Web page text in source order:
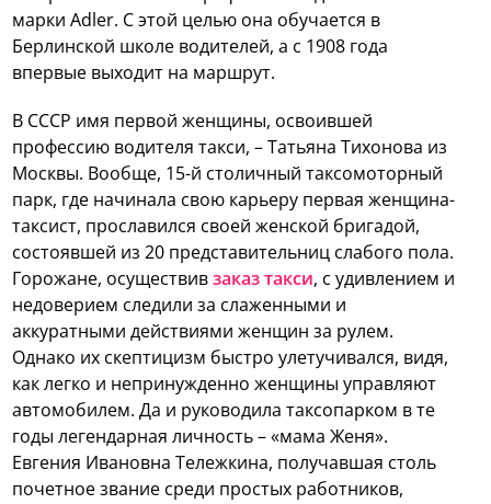
марки Adler. С этой целью она обучается в
Берлинской школе водителей, а с 1908 года
впервые выходит на маршрут.
В СССР имя первой женщины, освоившей
профессию водителя такси, – Татьяна Тихонова из
Москвы. Вообще, 15-й столичный таксомоторный
парк, где начинала свою карьеру первая женщина-
таксист, прославился своей женской бригадой,
состоявшей из 20 представительниц слабого пола.
Горожане, осуществивзаказ такси, с удивлением и
недоверием следили за слаженными и
аккуратными действиями женщин за рулем.
Однако их скептицизм быстро улетучивался, видя,
как легко и непринужденно женщины управляют
автомобилем. Да и руководила таксопарком в те
годы легендарная личность – «мама Женя».
Евгения Ивановна Тележкина, получавшая столь
почетное звание среди простых работников,